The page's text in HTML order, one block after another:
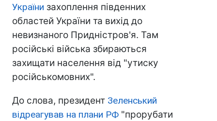
України захоплення південних
областей України та вихід до
невизнаного Придністров'я. Там
російські війська збираються
захищати населення від "утиску
російськомовних".
До слова, президент Зеленський
відреагував на плани РФ "прорубати